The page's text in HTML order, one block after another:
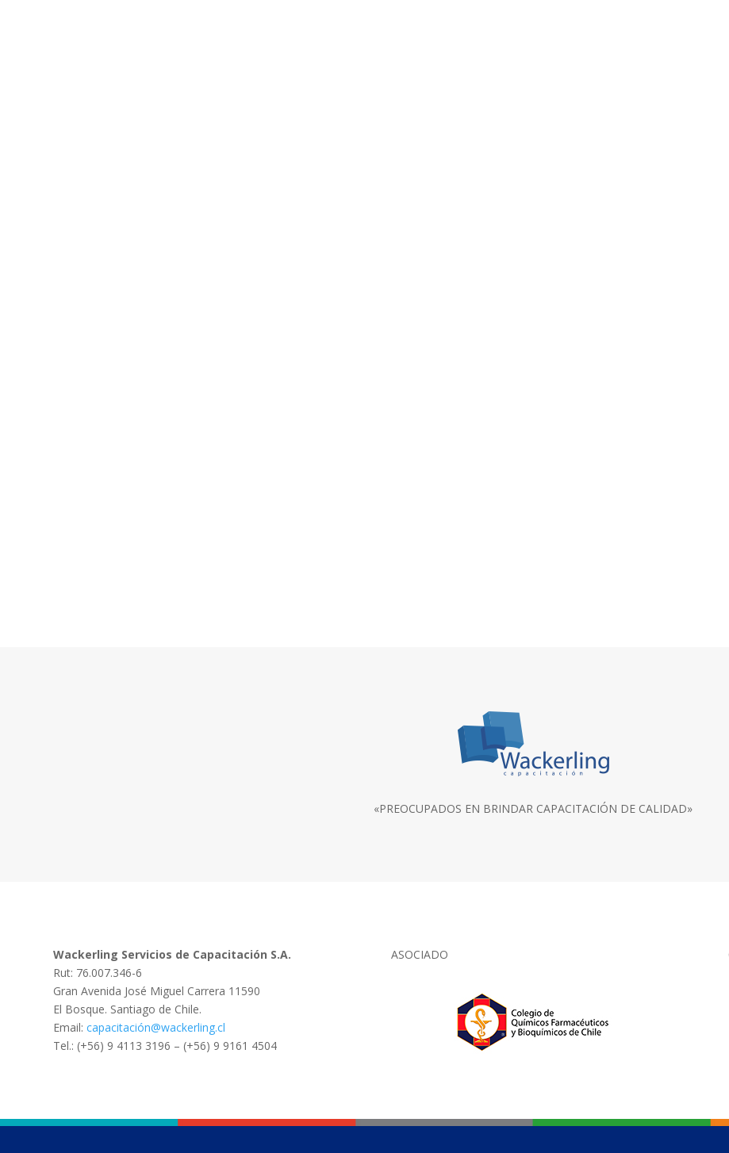
«PREOCUPADOS EN BRINDAR CAPACITACIÓN DE CALIDAD»
Wackerling Servicios de Capacitación S.A.
Rut: 76.007.346-6
Gran Avenida José Miguel Carrera 11590
El Bosque. Santiago de Chile.
Email:capacitación@wackerling.cl
Tel.: (+56) 9 4113 3196 – (+56) 9 9161 4504
ASOCIADO